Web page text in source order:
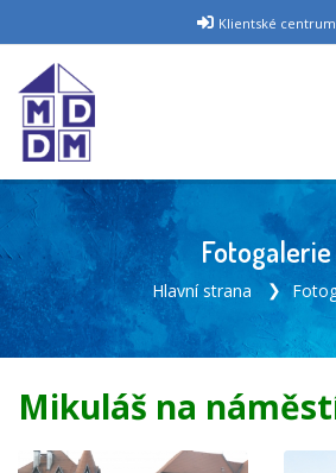
Klientské centrum
Fotogalerie
Hlavní strana
Mikuláš na